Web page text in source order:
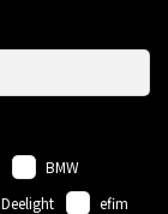
BMW
Deelight
efim